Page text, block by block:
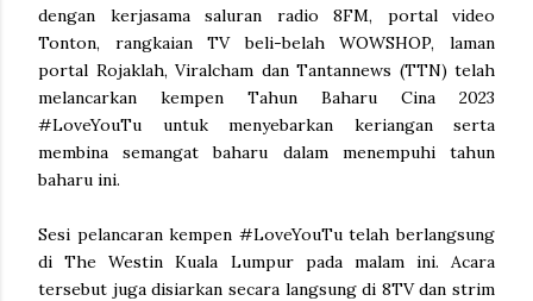
dengan kerjasama saluran radio 8FM, portal video
Tonton, rangkaian TV beli-belah WOWSHOP, laman
portal Rojaklah, Viralcham dan Tantannews (TTN) telah
melancarkan kempen Tahun Baharu Cina 2023
#LoveYouTu untuk menyebarkan keriangan serta
membina semangat baharu dalam menempuhi tahun
baharu ini.
Sesi pelancaran kempen #LoveYouTu telah berlangsung
di The Westin Kuala Lumpur pada malam ini. Acara
tersebut juga disiarkan secara langsung di 8TV dan strim